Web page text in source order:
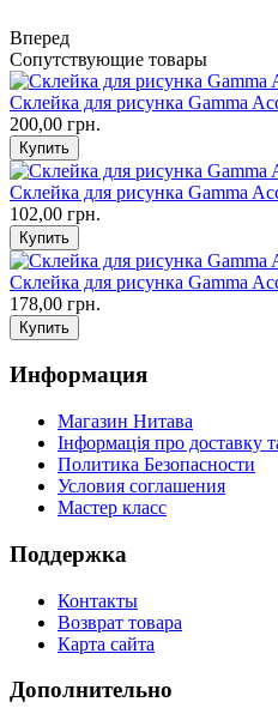
Вперед
Сопутствующие товары
Склейка для рисунка Gamma
200,00 грн.
Склейка для рисунка Gamma
102,00 грн.
Склейка для рисунка Gamma
178,00 грн.
Информация
Магазин Нитава
Інформація про доставку
Политика Безопасности
Условия соглашения
Мастер класс
Поддержка
Контакты
Возврат товара
Карта сайта
Дополнительно